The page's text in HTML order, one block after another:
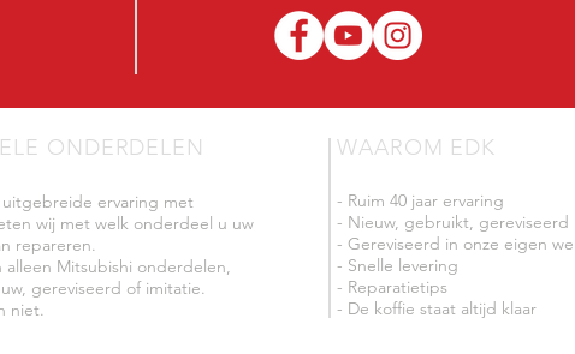
ONDERDELEN
uitgebreide ervaring met
wij met welk onderdeel u uw
repareren.
alleen Mitsubishi onderdelen,
gereviseerd of imitatie.
niet.
WAAROM EDK
- Ruim 40 jaar ervaring
- Nieuw, gebruikt, gereviseerd
- Gereviseerd in onze eigen
- Snelle levering
- Reparatietips
- De koffie staat altijd klaar